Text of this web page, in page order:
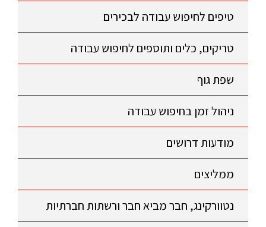
טיפים לחיפוש עבודה לבכירים
טריקים, כלים ותוספים לחיפוש עבודה
שפת גוף
ניהול זמן בחיפוש עבודה
מודעות דרושים
ממליצים
נטוורקינג, חבר מביא חבר ורשתות חברתיות